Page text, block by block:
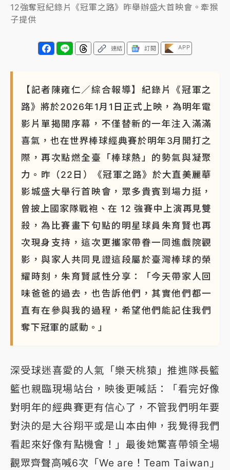
雨熱區曝
12強奪冠紀錄片《冠軍之路》昨舉辦盛大首映會。牽猴
子提供
連結 訂閱 APP
【記者陳雍仁／綜合報導】紀錄片《冠軍之
路》將於2026年1月1日正式上映，為明年電
影片單揭開序幕，不僅替新的一年注入滿滿
喜氣，也在世界棒球經典賽於明年3月開打之
際，再次點燃全臺「棒球熱」的勢氣與凝聚
力。昨（22日）《冠軍之路》於大直美麗華
影城盛大舉行首映會，眾多貴賓到場力挺，
曾披上國家隊戰袍、在 12 強賽中上演再見雙
殺，為比賽畫下句點的明星球員朱育賢也再
次現身支持，這次更攜家帶眷一同進戲院觀
影，與家人共同見證這段屬於臺灣棒球的榮
耀時刻，朱育賢感性分享：「今天帶家人回
味爸爸的過去，也告訴他們，其實他們都一
直有在參與我的過程，希望他們能記住我們
奪下冠軍的感動。」
深受球迷喜愛的人氣「樂天桃猿」推進隊長籃
籃也親臨現場站台，映後更喊話：「看完好像
對明年的經典賽更有信心了，不管我們明年要
對決的是大谷翔平或是山本由伸，我覺得我們
看起來好像有點機會！」最後她驚喜帶領全場
觀眾齊聲高喊6次「We are！Team Taiwan」